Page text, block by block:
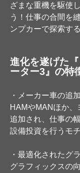
ざまな重機を駆使
う！仕事の合間を
ンプカーで探索す
進化を遂げた
ーター3』の特
・メーカー車の追加
HAMやMANほか
追加され、仕事の
設備投資を行うモ
・最適化されたグ
グラフィックスの